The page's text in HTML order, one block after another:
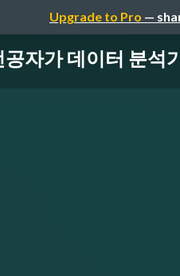
Upgrade to Pro —
공자가 데이터 분석